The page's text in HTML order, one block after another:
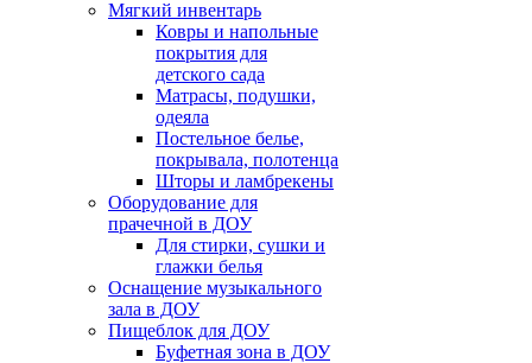
Мягкий инвентарь
Ковры и напольные
покрытия для
детского сада
Матрасы, подушки,
одеяла
Постельное белье,
покрывала, полотенца
Шторы и ламбрекены
Оборудование для
прачечной в ДОУ
Для стирки, сушки и
глажки белья
Оснащение музыкального
зала в ДОУ
Пищеблок для ДОУ
Буфетная зона в ДОУ